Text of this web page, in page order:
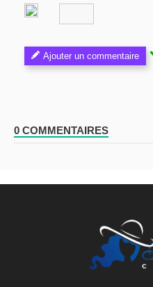
Ajouter un commentaire
0 COMMENTAIRES